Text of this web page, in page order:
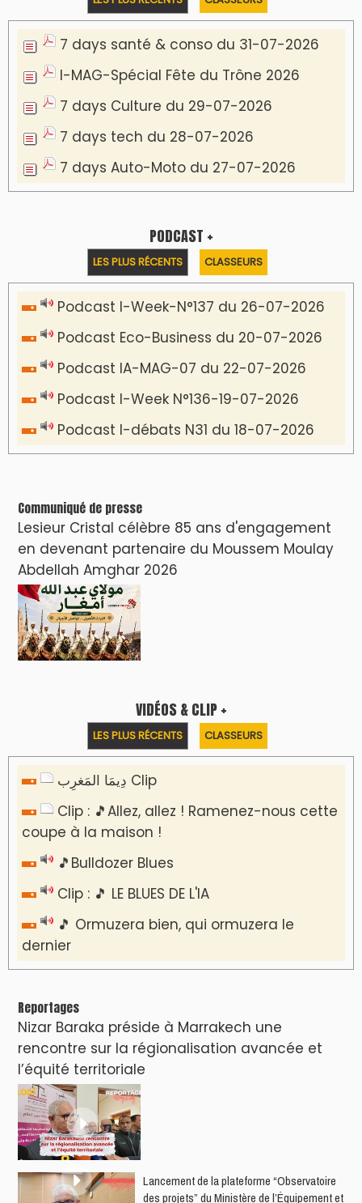
7 days santé & conso du 31-07-2026
I-MAG-Spécial Fête du Trône 2026
7 days Culture du 29-07-2026
7 days tech du 28-07-2026
7 days Auto-Moto du 27-07-2026
PODCAST +
LES PLUS RÉCENTS CLASSEURS
Podcast I-Week-N°137 du 26-07-2026
Podcast Eco-Business du 20-07-2026
Podcast IA-MAG-07 du 22-07-2026
Podcast I-Week N°136-19-07-2026
Podcast I-débats N31 du 18-07-2026
Communiqué de presse
Lesieur Cristal célèbre 85 ans d'engagement
en devenant partenaire du Moussem Moulay
Abdellah Amghar 2026
VIDÉOS & CLIP +
LES PLUS RÉCENTS CLASSEURS
دِيمَا المَغرِب Clip
Clip : 🎵Allez, allez ! Ramenez-nous cette
coupe à la maison !
🎵Bulldozer Blues
Clip : 🎵 LE BLUES DE L'IA
🎵 Ormuzera bien, qui ormuzera le
dernier
Reportages
Nizar Baraka préside à Marrakech une
rencontre sur la régionalisation avancée et
l’équité territoriale
​Lancement de la plateforme “Observatoire
des projets” du Ministère de l’Équipement et